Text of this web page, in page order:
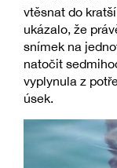
vtěsnat do
ukázalo, že
snímek na
natočit
vyplynula z
úsek.